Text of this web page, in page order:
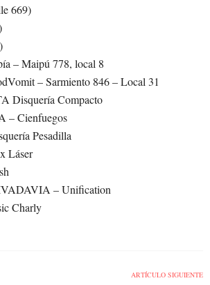
669)
– Maipú 778, local 8
– Sarmiento 846 – Local 31
Disquería Compacto
Cienfuegos
Pesadilla
Láser
– Unification
Charly
ARTÍCULO SIGUIENTE